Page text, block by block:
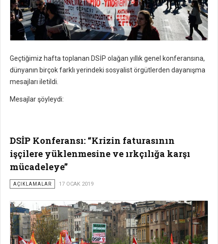
Geçtiğimiz hafta toplanan DSİP olağan yıllık genel konferansına,
dünyanın birçok farklı yerindeki sosyalist örgütlerden dayanışma
mesajları iletildi.
Mesajlar şöyleydi:
DSİP Konferansı: “Krizin faturasının
işçilere yüklenmesine ve ırkçılığa karşı
mücadeleye”
AÇIKLAMALAR 17 OCAK 2019